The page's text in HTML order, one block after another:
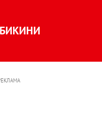
БИКИНИ